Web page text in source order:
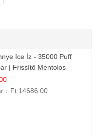
Ice Íz - 35000 Puff
| Frissítő Mentolos
Ft 14686.00